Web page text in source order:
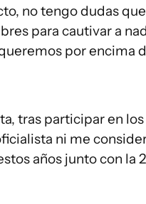
no tengo dudas
para cautivar a
por encima
tras participar en
ni me
años junto con la